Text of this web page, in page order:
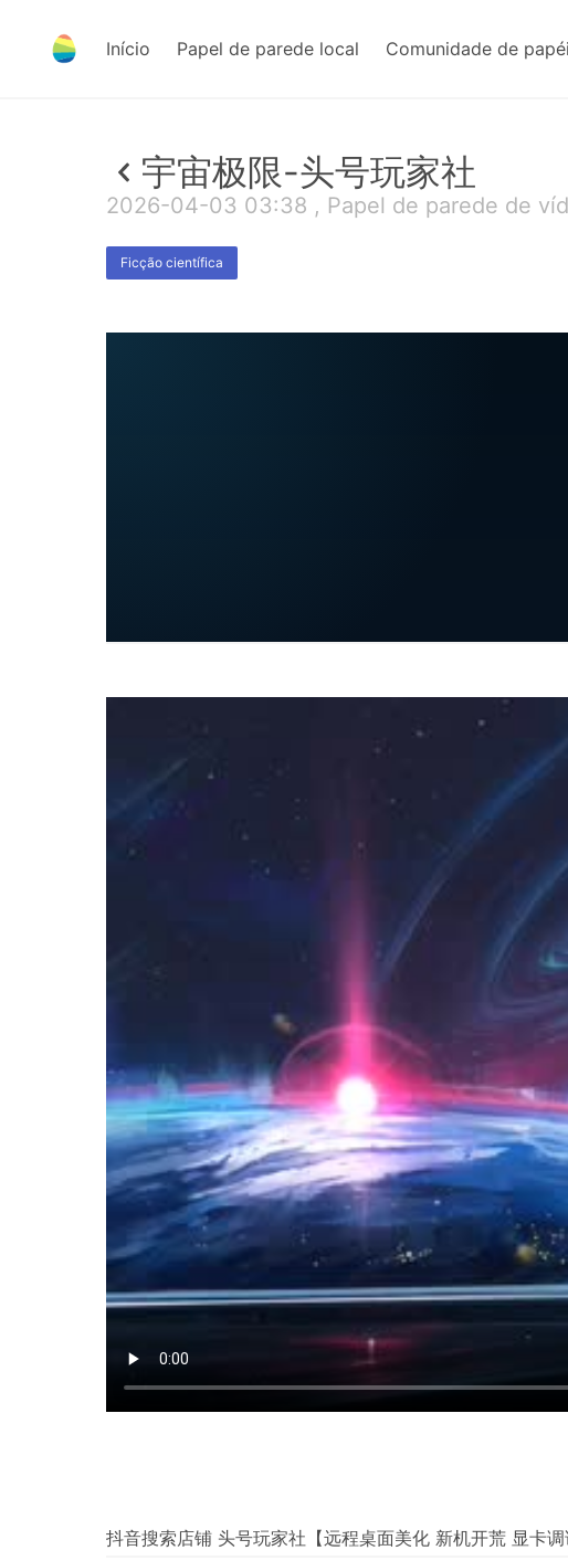
Início Papel de parede local Comunidade de
宇宙极限-头号玩家社
2026-04-03 03:38 , Papel de parede de
Ficção científica